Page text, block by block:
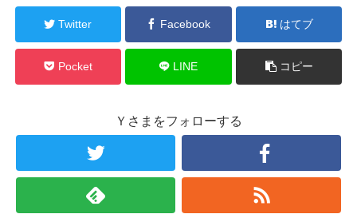
Twitter Facebook はてブ
Pocket LINE コピー
Ｙさまをフォローする